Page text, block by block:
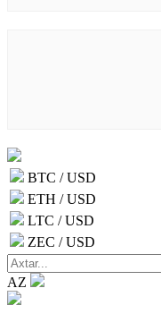
BTC / USD
ETH / USD
LTC / USD
ZEC / USD
AZ